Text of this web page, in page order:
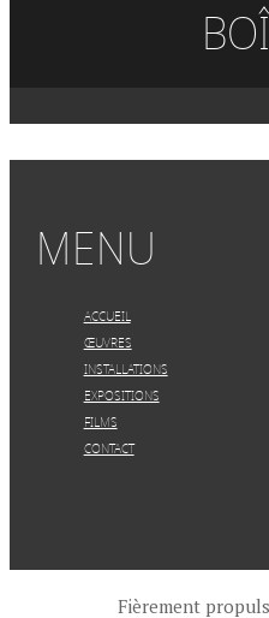
MENU
ACCUEIL
ŒUVRES
INSTALLATIONS
EXPOSITIONS
FILMS
CONTACT
Fièrement